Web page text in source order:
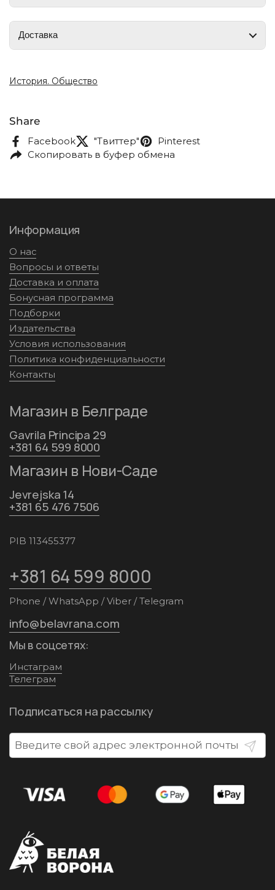
Доставка
История. Общество
Share
Facebook "Твиттер"
Pinterest
Скопировать в буфер обмена
Информация
О нас
Вопросы и ответы
Доставка и оплата
Бонусная программа
Подборки
Издательства
Условия использования
Политика конфиденциальности
Контакты
Магазин в Белграде
Gavrila Principa 29
+381 64 599 8000
Магазин в Нови-Саде
Jevrejska 14
+381 65 476 7506
PIB 113455377
+381 64 599 8000
Phone / WhatsApp / Viber / Telegram
info@belavrana.com
Мы в соцсетях:
Инстаграм
Телеграм
Подписаться на рассылку